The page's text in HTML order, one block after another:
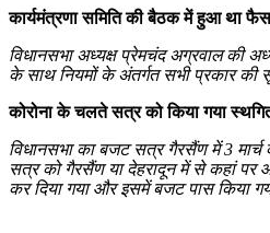
कार्यमंत्रणा समिति की बैठक में हुआ था
विधानसभा अध्यक्ष प्रेमचंद अग्रवाल की
के साथ नियमों के अंतर्गत सभी प्रकार की
कोरोना के चलते सत्र को किया गया
विधानसभा का बजट सत्र गैरसैंण में3
सत्र को गैरसैंण या देहरादून में से कहां पर
कर दिया गया और इसमें बजट पास किया